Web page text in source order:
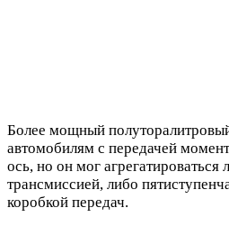
Более мощный
автомобилям с передачей
ось, но он мог агрегатироваться
трансмиссией, либо
коробкой передач.